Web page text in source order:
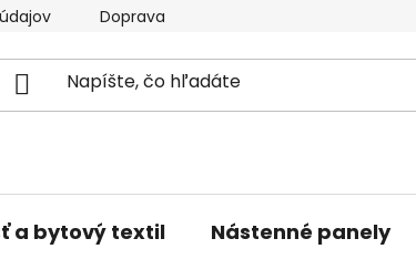
Doprava a platba
a bytový textil Nástenné panely